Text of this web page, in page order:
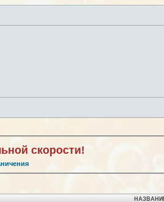
скорости!